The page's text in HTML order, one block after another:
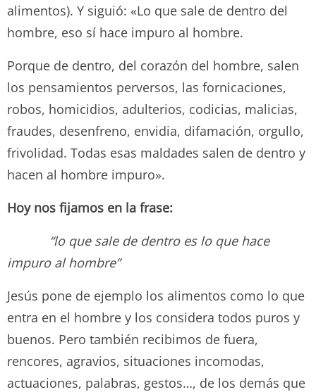
alimentos). Y siguió: «Lo que sale de dentro del
hombre, eso sí hace impuro al hombre.
Porque de dentro, del corazón del hombre, salen
los pensamientos perversos, las fornicaciones,
robos, homicidios, adulterios, codicias, malicias,
fraudes, desenfreno, envidia, difamación, orgullo,
frivolidad. Todas esas maldades salen de dentro y
hacen al hombre impuro».
Hoy nos fijamos en la frase:
“lo que sale de dentro es lo que hace
impuro al hombre”
Jesús pone de ejemplo los alimentos como lo que
entra en el hombre y los considera todos puros y
buenos. Pero también recibimos de fuera,
rencores, agravios, situaciones incomodas,
actuaciones, palabras, gestos…, de los demás que